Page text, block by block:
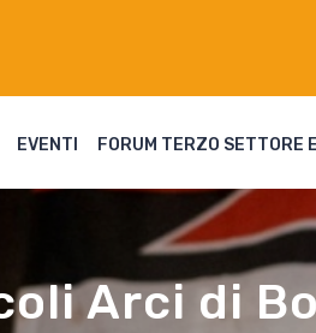
EVENTI FORUM TERZO SETTORE
Arci di